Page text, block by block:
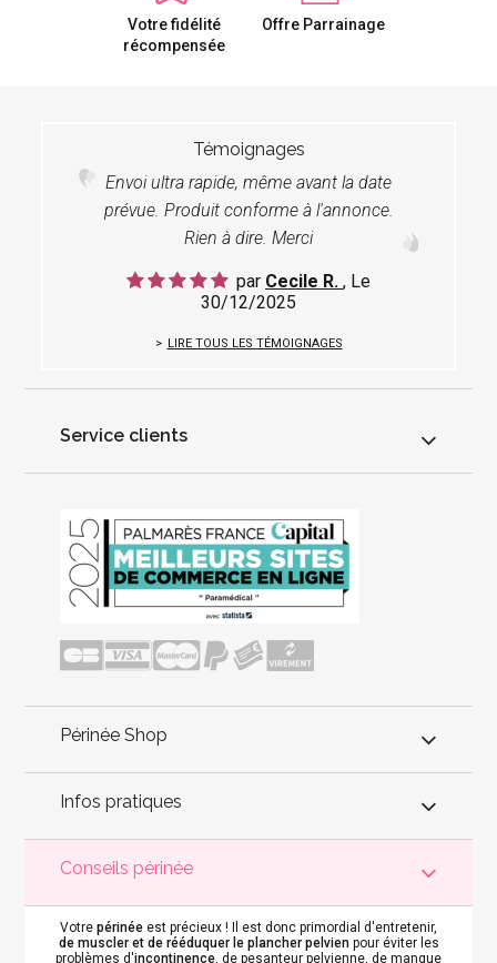
Votre fidélité
récompensée
Offre Parrainage
Témoignages
Envoi ultra rapide, même avant la date
prévue. Produit conforme à l'annonce.
Rien à dire. Merci
par Cecile R. , Le
30/12/2025
LIRE TOUS LES TÉMOIGNAGES
Service clients
Périnée Shop
Infos pratiques
Conseils périnée
Votre périnée est précieux ! Il est donc primordial d'entretenir,
de muscler et de rééduquer le plancher pelvienpour éviter les
problèmes d'incontinence , de pesanteur pelvienne, de manque